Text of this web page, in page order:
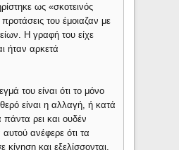
ως «σκοτεινός
προτάσεις του έμοιαζαν με
Η γραφή του είχε
ήταν αρκετά
του είναι ότι το μόνο
είναι η αλλαγή, ή κατά
ρει και ουδέν
αυτού ανέφερε ότι τα
κίνηση και εξελίσσονται,